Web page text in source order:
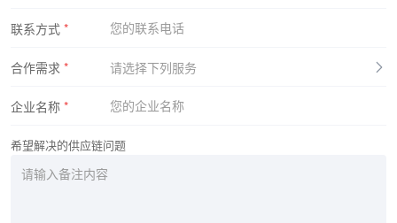
联系方式 *
合作需求 * 请选择下列服务
企业名称 *
希望解决的供应链问题